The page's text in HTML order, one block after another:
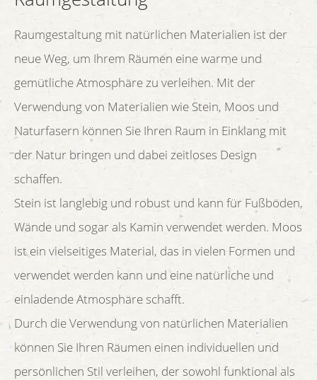
Raumgestaltung mit natürlichen Materialien ist der
neue Weg, um Ihrem Räumen eine warme und
gemütliche Atmosphäre zu verleihen. Mit der
Verwendung von Materialien wie Stein, Moos und
Naturfasern können Sie Ihren Raum in Einklang mit
der Natur bringen und dabei zeitloses Design
schaffen.
Stein ist langlebig und robust und kann für Fußböden,
Wände und sogar als Kamin verwendet werden. Moos
ist ein vielseitiges Material, das in vielen Formen und
verwendet werden kann und eine natürliche und
einladende Atmosphäre schafft.
Durch die Verwendung von natürlichen Materialien
können Sie Ihren Räumen einen individuellen und
persönlichen Stil verleihen, der sowohl funktional als